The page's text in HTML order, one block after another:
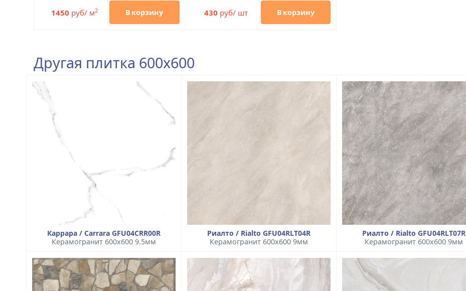
1450 руб/ м2 В корзину 430 руб/ шт В корзину
Другая плитка 600x600
Каррара / Carrara GFU04CRR00R
Керамогранит 600x600 9.5мм
Риалто / Rialto GFU04RLT04R
Керамогранит 600x600 9мм
Риалто / Rialto GFU04RLT07R
Керамогранит 600x600 9мм